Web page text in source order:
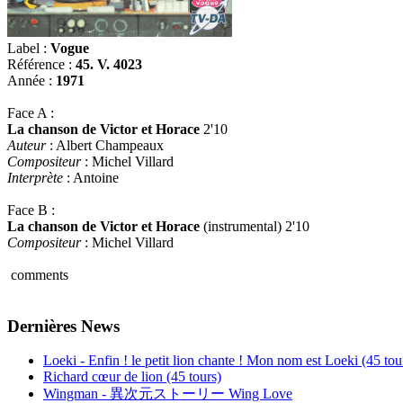
Label : Vogue
Référence : 45. V. 4023
Année : 1971
Face A :
La chanson de Victor et Horace 2'10
Auteur: Albert Champeaux
Compositeur: Michel Villard
Interprète : Antoine
Face B :
La chanson de Victor et Horace (instrumental) 2'10
Compositeur: Michel Villard
comments
Dernières News
Loeki - Enfin ! le petit lion chante ! Mon nom est Loeki (45
Richard cœur de lion (45 tours)
Wingman - 異次元ストーリー Wing Love